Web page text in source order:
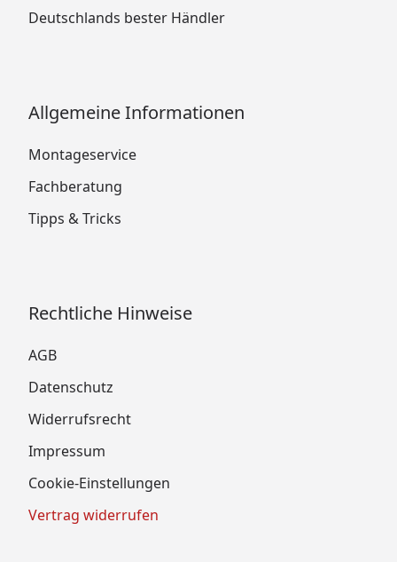
Deutschlands bester Händler
Allgemeine Informationen
Montageservice
Fachberatung
Tipps & Tricks
Rechtliche Hinweise
AGB
Datenschutz
Widerrufsrecht
Impressum
Cookie-Einstellungen
Vertrag widerrufen